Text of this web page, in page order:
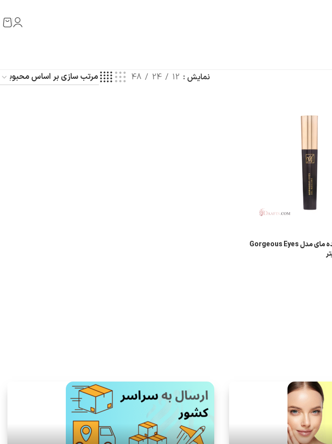
نمایش 12
24
48
ریمل حجم دهنده مای مدل Gorgeous Eyes